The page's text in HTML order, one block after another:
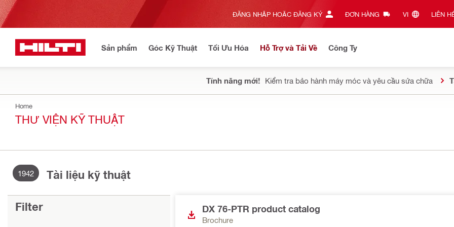
ĐĂNG NHẬP HOẶC ĐĂNG KÝ ĐƠN HÀNG VI‎ LIÊN
Sản phẩm Góc Kỹ Thuật Tối Ưu Hóa Hỗ Trợ và Tải Về Công Ty
Tính năng mới! Kiểm tra bảo hành máy móc và yêu cầu sửa chữa
Home
THƯ VIỆN KỸ THUẬT
1942 Tài liệu kỹ thuật
Filter DX 76-PTR product catalog
Brochure